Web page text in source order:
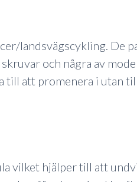
landsvägscykling. De
och några av
till att promenera i utan
vilket hjälper till att